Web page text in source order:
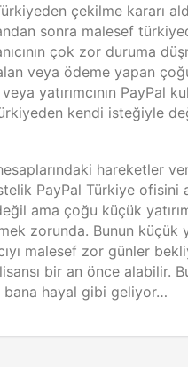
çekilme kararı
sonra malesef
çok zor duruma
veya ödeme yapan
yatırımcının PayPal
kendi isteğiyle
hareketler
PayPal Türkiye ofisini
ama çoğu küçük
zorunda. Bunun küçük
malesef zor günler
bir an önce alabilir.
bana hayal gibi geliyor…